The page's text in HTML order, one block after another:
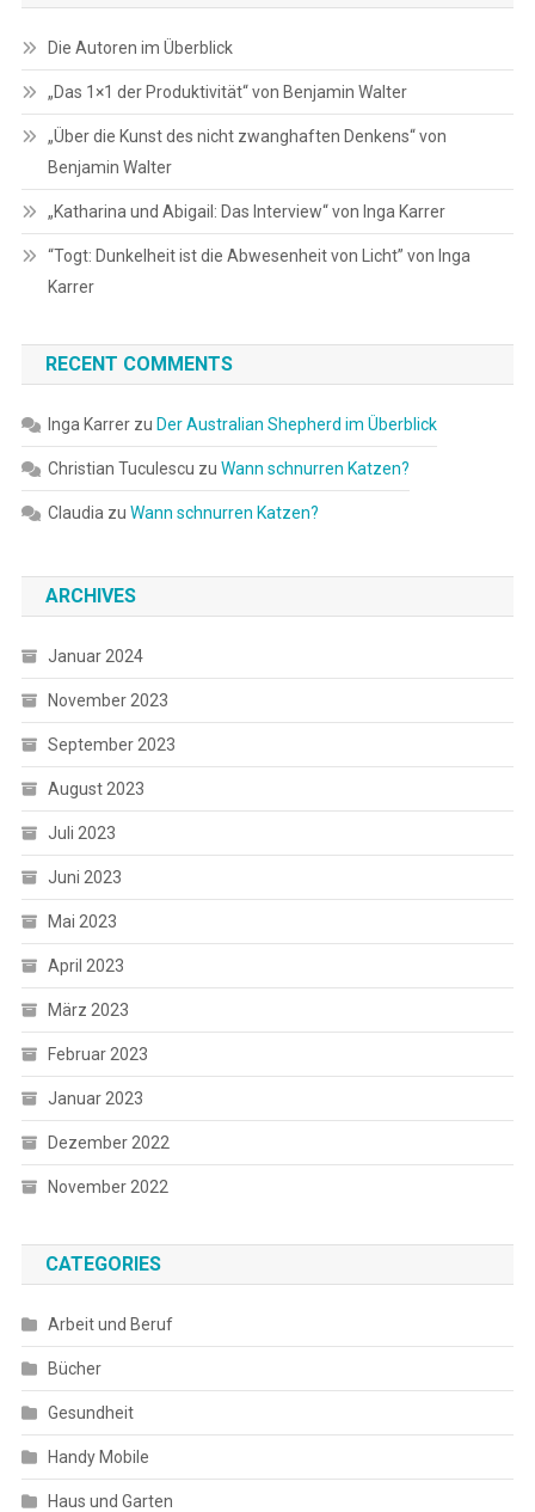
Die Autoren im Überblick
„Das 1×1 der Produktivität“ von Benjamin Walter
„Über die Kunst des nicht zwanghaften Denkens“ von
Benjamin Walter
„Katharina und Abigail: Das Interview“ von Inga Karrer
“Togt: Dunkelheit ist die Abwesenheit von Licht” von Inga
Karrer
RECENT COMMENTS
Inga Karrerzu Der Australian Shepherd im Überblick
Christian Tuculescu zu Wann schnurren Katzen?
Claudia zu Wann schnurren Katzen?
ARCHIVES
Januar 2024
November 2023
September 2023
August 2023
Juli 2023
Juni 2023
Mai 2023
April 2023
März 2023
Februar 2023
Januar 2023
Dezember 2022
November 2022
CATEGORIES
Arbeit und Beruf
Bücher
Gesundheit
Handy Mobile
Haus und Garten